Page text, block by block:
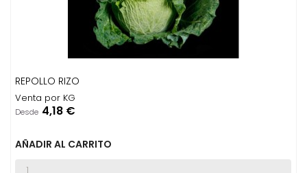
REPOLLO RIZO
Venta por KG
Desde Precio
4,18 €
AÑADIR AL CARRITO